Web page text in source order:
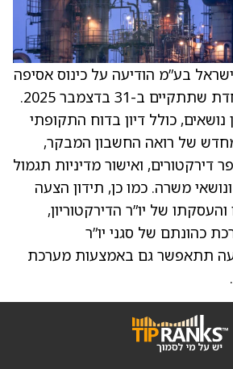
בע”מ הודיעה על כינוס אסיפה
כללית שנתית ומיוחדת שתתקיים ב-31 בדצמבר 2025.
נושאים, כולל דיון בדוח התקופתי
מינוי מחדש של רואה החשבון המבקר,
דירקטורים, ואישור מדיניות תגמול
משרה. כמו כן, תידון הצעה
של יו”ר הדירקטוריון,
כהונתם של סגני יו”ר
תתאפשר גם באמצעות מערכת